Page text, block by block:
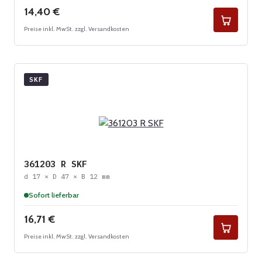
Regulärer Preis:
14,40 €
Preise inkl. MwSt. zzgl. Versandkosten
SKF
361203 R SKF
d 17 × D 47 × B 12 mm
Sofort lieferbar
Regulärer Preis:
16,71 €
Preise inkl. MwSt. zzgl. Versandkosten